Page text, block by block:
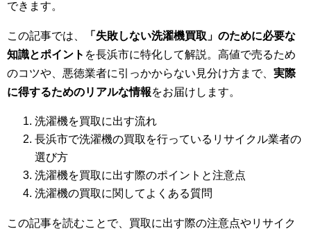
できます。
この記事では、
「失敗しない洗濯機買取」のために必要な
知識とポイント を長浜市に特化して解説。高値で売るため
のコツや、悪徳業者に引っかからない見分け方まで、 実際
に得するためのリアルな情報をお届けします。
洗濯機を買取に出す流れ
長浜市で洗濯機の買取を行っているリサイクル業者の
選び方
洗濯機を買取に出す際のポイントと注意点
洗濯機の買取に関してよくある質問
この記事を読むことで、買取に出す際の注意点やリサイク